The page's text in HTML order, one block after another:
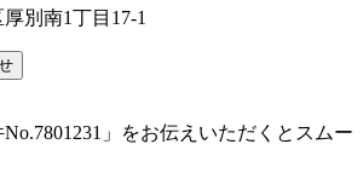
別南1丁目17-1
」をお伝えいただくとスムー